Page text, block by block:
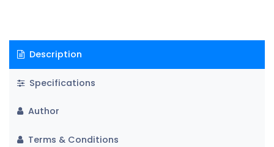
Description
Specifications
Author
Terms & Conditions